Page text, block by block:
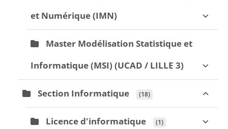
et Numérique (IMN)
Master Modélisation Statistique et
Informatique (MSI) (UCAD / LILLE 3)
Section Informatique (18)
Licence d'informatique (1)